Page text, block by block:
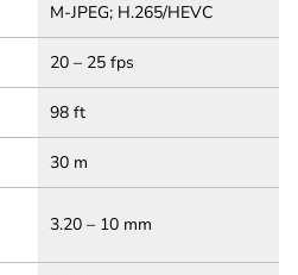
M-JPEG; H.265/HEVC
20 – 25 fps
98 ft
30 m
3.20 – 10 mm